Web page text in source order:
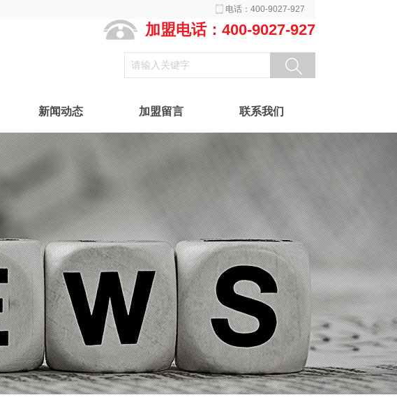
电话：400-9027-927
加盟电话：400-9027-927
新闻动态 加盟留言 联系我们